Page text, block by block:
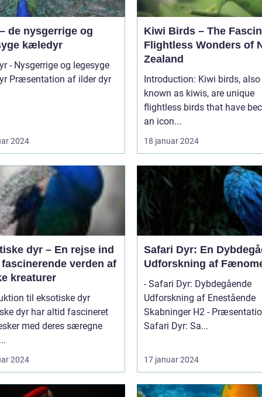
de nysgerrige og
kæledyr
- Nysgerrige og legesyge
dyr
2024
Kiwi Birds – The
Flightless Wonders of
Zealand
Introduction: Kiwi birds, also
known as kiwis, are unique
flightless birds that have
an icon...
18 januar 2024
dyr – En rejse ind
verden af
kreaturer
til eksotiske dyr
dyr har altid fascineret
med deres særegne
2024
Safari Dyr: En
Udforskning af
- Safari Dyr: Dybdegående
Udforskning af Enestående
Skabninger H2 - Præsentation af
Safari Dyr: Sa...
17 januar 2024